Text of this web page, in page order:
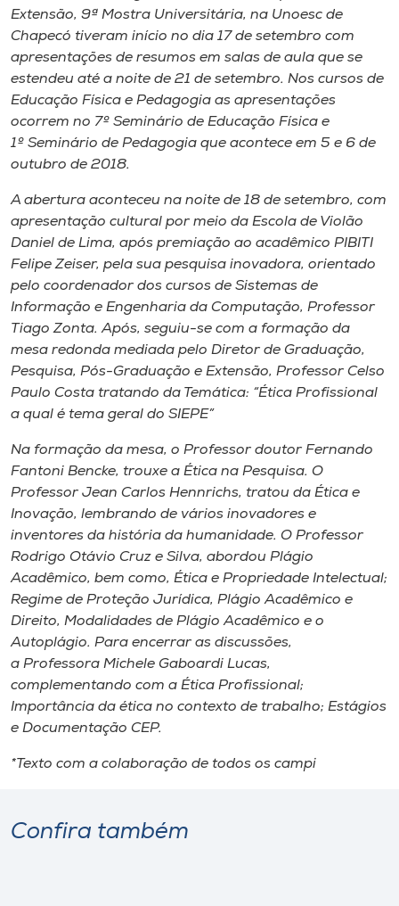
Extensão, 9ª Mostra Universitária, na Unoesc de
Chapecó tiveram início no dia 17 de setembro com
apresentações de resumos em salas de aula que se
estendeu até a noite de 21 de setembro. Nos cursos de
Educação Física e Pedagogia as apresentações
ocorrem no 7º Seminário de Educação Física e
1º Seminário de Pedagogia que acontece em 5 e 6 de
outubro de 2018.
A abertura aconteceu na noite de 18 de setembro, com
apresentação cultural por meio da Escola de Violão
Daniel de Lima, após premiação ao acadêmico PIBITI
Felipe Zeiser, pela sua pesquisa inovadora, orientado
pelo coordenador dos cursos de Sistemas de
Informação e Engenharia da Computação, Professor
Tiago Zonta. Após, seguiu-se com a formação da
mesa redonda mediada pelo Diretor de Graduação,
Pesquisa, Pós-Graduação e Extensão, Professor Celso
Paulo Costa tratando da Temática: “Ética Profissional
a qual é tema geral do SIEPE”
Na formação da mesa, o Professor doutor Fernando
Fantoni Bencke, trouxe a Ética na Pesquisa. O
Professor Jean Carlos Hennrichs, tratou da Ética e
Inovação, lembrando de vários inovadores e
inventores da história da humanidade. O Professor
Rodrigo Otávio Cruz e Silva, abordou Plágio
Acadêmico, bem como, Ética e Propriedade Intelectual;
Regime de Proteção Jurídica, Plágio Acadêmico e
Direito, Modalidades de Plágio Acadêmico e o
Autoplágio. Para encerrar as discussões,
a Professora Michele Gaboardi Lucas,
complementando com a Ética Profissional;
Importância da ética no contexto de trabalho; Estágios
e Documentação CEP.
*Texto com a colaboração de todos os campi
Confira também